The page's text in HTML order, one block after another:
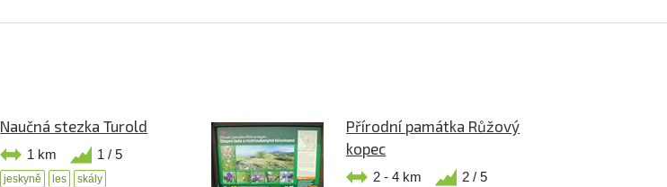
Naučná stezka Turold
1 km 1 / 5
jeskyně les skály
Přírodní památka Růžový
kopec
2 - 4 km 2 / 5